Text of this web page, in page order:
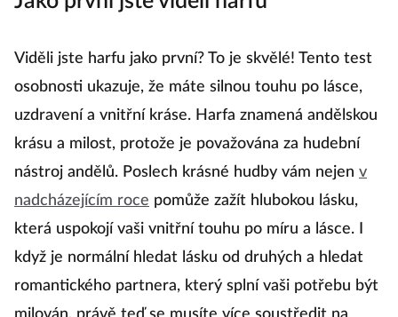
Viděli jste harfu jako první? To je skvělé! Tento test
osobnosti ukazuje, že máte silnou touhu po lásce,
uzdravení a vnitřní kráse. Harfa znamená andělskou
krásu a milost, protože je považována za hudební
nástroj andělů. Poslech krásné hudby vám nejen v
nadcházejícím roce pomůže zažít hlubokou lásku,
která uspokojí vaši vnitřní touhu po míru a lásce. I
když je normální hledat lásku od druhých a hledat
romantického partnera, který splní vaši potřebu být